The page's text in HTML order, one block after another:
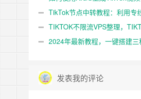
TikTok节点中转教程：利用专
与稳定性
TIKTOK不限流VPS整理，
2024年最新教程，一键搭建
发表我的评论